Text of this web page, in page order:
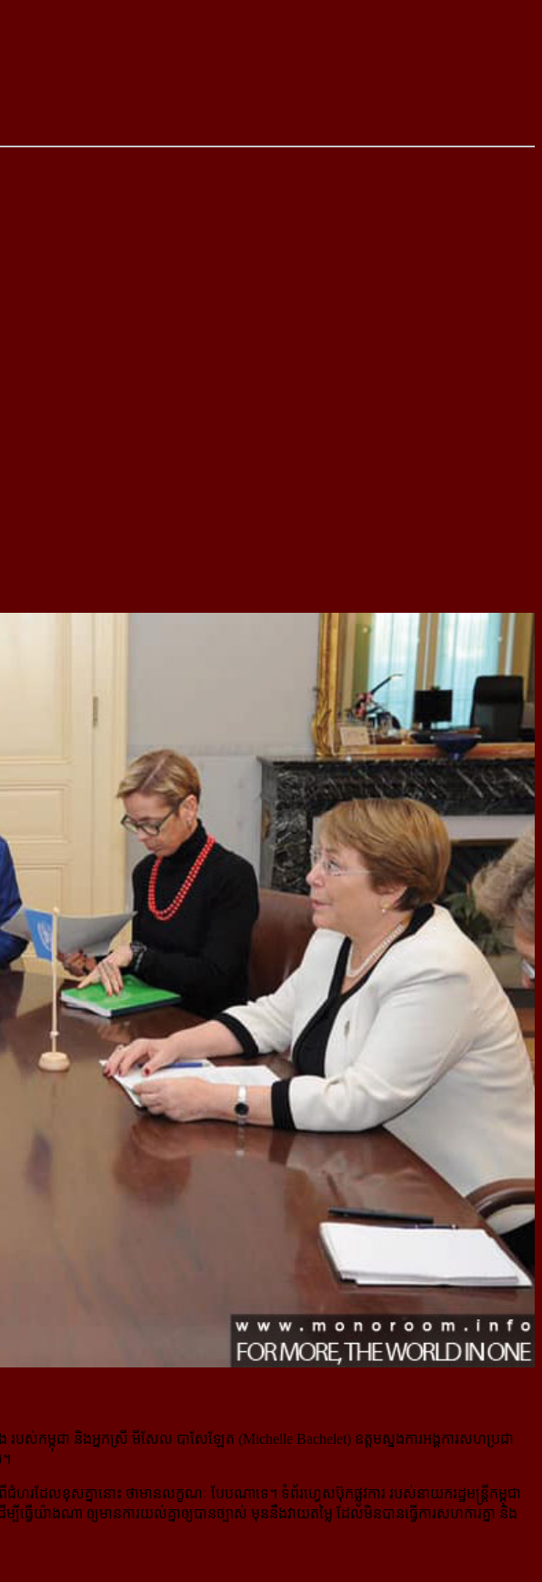
បស់កម្ពុជា និងអ្នកស្រី មីសែល បាសែឡែត (Michelle Bachelet) ឧត្តមស្នងការអង្គការសហប្រជា
ែលខុសគ្នានោះ ថាមានលក្ខណៈ បែបណាទេ។ ទំព័រហ្វេសប៊ុកផ្លូវការ របស់នាយករដ្ឋមន្ត្រីកម្ពុជា
ធ្វើយ៉ាងណា ឲ្យមានការយល់គ្នាឲ្យបានច្បាស់ មុននឹងវាយតម្លៃ ដែលមិនបានធ្វើការសហការគ្នា និង